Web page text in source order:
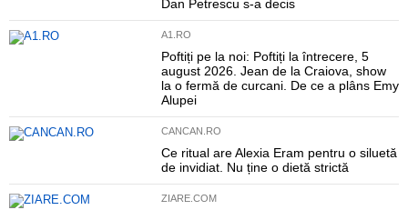
Dan Petrescu s-a decis
A1.RO
Poftiți pe la noi: Poftiți la întrecere, 5
august 2026. Jean de la Craiova, show
la o fermă de curcani. De ce a plâns Emy
Alupei
CANCAN.RO
Ce ritual are Alexia Eram pentru o siluetă
de invidiat. Nu ține o dietă strictă
ZIARE.COM